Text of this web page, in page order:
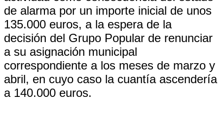
de alarma por un importe inicial de unos
135.000 euros, a la espera de la
decisión del Grupo Popular de renunciar
a su asignación municipal
correspondiente a los meses de marzo y
abril, en cuyo caso la cuantía ascendería
a 140.000 euros.